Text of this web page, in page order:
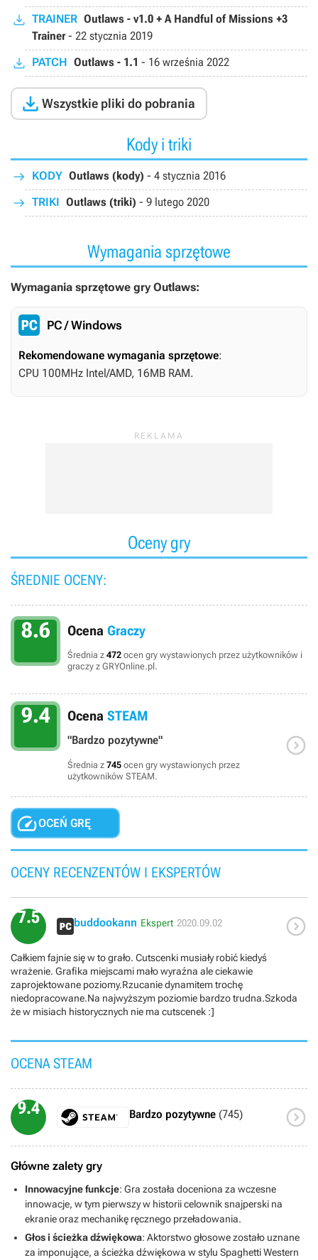
TRAINER Outlaws - v1.0 + A Handful of Missions +3
Trainer- 22 stycznia 2019
PATCH Outlaws - 1.1 - 16 września 2022
 Wszystkie pliki do pobrania
Kody i triki
KODY Outlaws (kody) - 4 stycznia 2016
TRIKI Outlaws (triki) - 9 lutego 2020
Wymagania sprzętowe
Wymagania sprzętowe gry Outlaws:
PC / Windows
Rekomendowane wymagania sprzętowe:
CPU 100MHz Intel/AMD, 16MB RAM.
Oceny gry
ŚREDNIE OCENY:
8.6 Ocena Graczy
Średnia z 472 ocen gry wystawionych przez użytkowników i
graczy z GRYOnline.pl.
9.4 Ocena STEAM
"Bardzo pozytywne"
Średnia z 745 ocen gry wystawionych przez
użytkowników STEAM.

OCEŃ GRĘ
OCENY RECENZENTÓW I EKSPERTÓW
7.5 buddookann Ekspert 2020.09.02 
Całkiem fajnie się w to grało. Cutscenki musiały robić kiedyś
wrażenie. Grafika miejscami mało wyraźna ale ciekawie
zaprojektowane poziomy.Rzucanie dynamitem trochę
niedopracowane.Na najwyższym poziomie bardzo trudna.Szkoda
że w misiach historycznych nie ma cutscenek :]
OCENA STEAM
9.4 Bardzo pozytywne (745) 
Główne zalety gry
Innowacyjne funkcje: Gra została doceniona za wczesne
innowacje, w tym pierwszy w historii celownik snajperski na
ekranie oraz mechanikę ręcznego przeładowania.
Głos i ścieżka dźwiękowa: Aktorstwo głosowe zostało uznane
za imponujące, a ścieżka dźwiękowa w stylu Spaghetti Western